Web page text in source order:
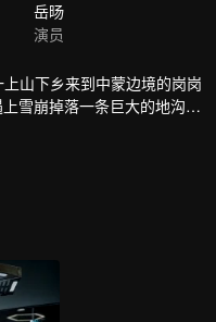
山下乡来到中蒙边境的岗岗
雪崩掉落一条巨大的地沟当
历经万险来到了塔克拉玛干